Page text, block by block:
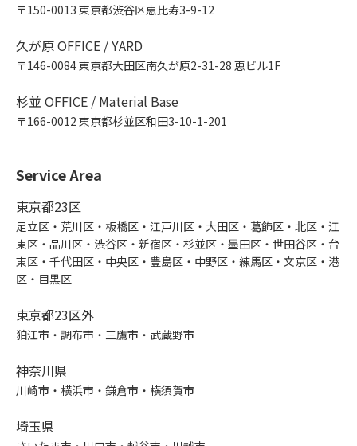
〒150-0013 東京都渋谷区恵比寿3-9-12
久が原 OFFICE / YARD
〒146-0084 東京都大田区南久が原2-31-28 恵ビル1F
杉並 OFFICE / Material Base
〒166-0012 東京都杉並区和田3-10-1-201
Service Area
東京都23区
足立区・荒川区・板橋区・江戸川区・大田区・葛飾区・北区・江
東区・品川区・渋谷区・新宿区・杉並区・墨田区・世田谷区・台
東区・千代田区・中央区・豊島区・中野区・練馬区・文京区・港
区・目黒区
東京都23区外
狛江市・調布市・三鷹市・武蔵野市
神奈川県
川崎市・横浜市・鎌倉市・横須賀市
埼玉県